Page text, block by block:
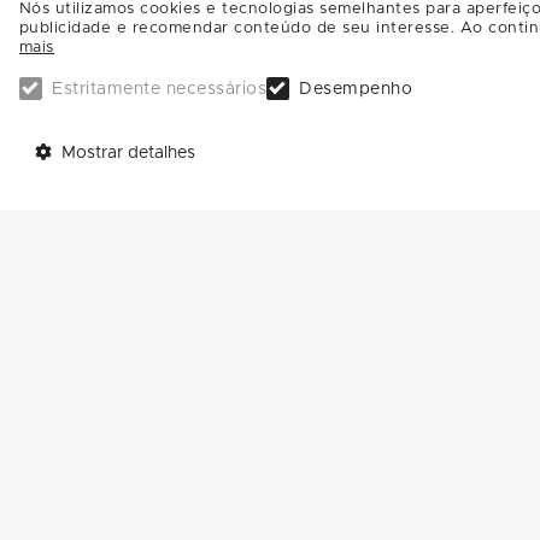
Nós utilizamos cookies e tecnologias semelhantes para
publicidade e recomendar conteúdo de seu interesse. Ao
mais
Estritamente necessários Desempenho
Mostrar detalhes